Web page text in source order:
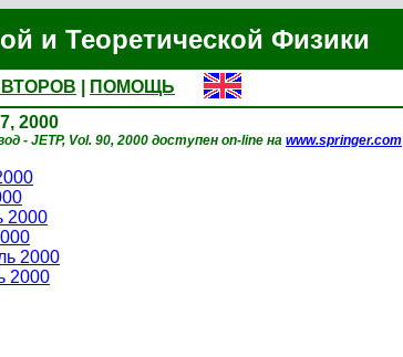
и Теоретической Физики
ПОМОЩЬ
2000
- JETP, Vol. 90, 2000 доступен on-line на www.springer.com
2000
2000
2000